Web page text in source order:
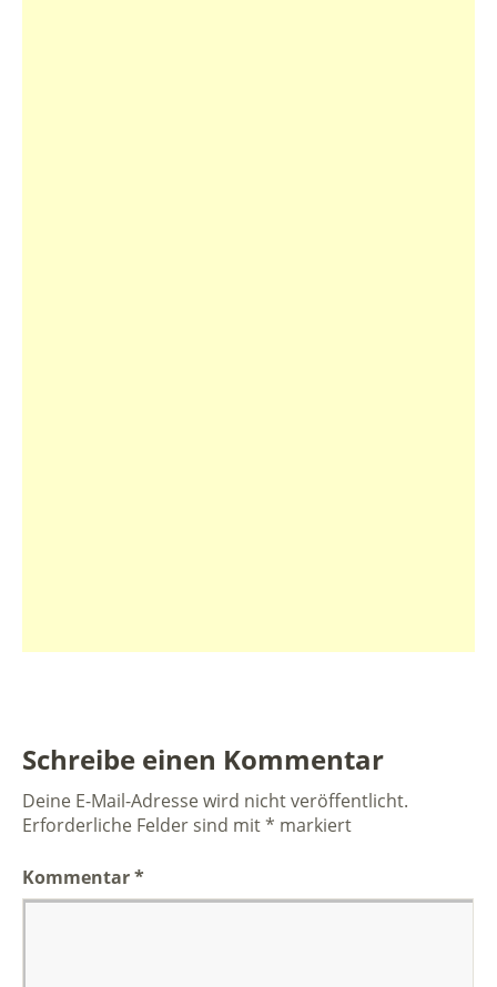
Schreibe einen Kommentar
Deine E-Mail-Adresse wird nicht veröffentlicht.
Erforderliche Felder sind mit* markiert
Kommentar*